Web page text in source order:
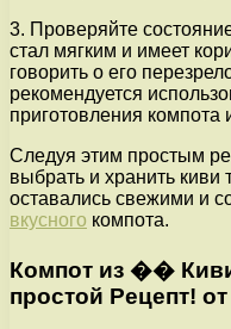
3. Проверяйте
стал мягким и имеет
говорить о его
рекомендуется
приготовления компота
Следуя этим простым
выбрать и хранить киви
оставались свежими и
вкусного компота.
Компот из ��
простой Рецепт!